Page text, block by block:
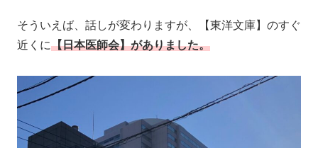
そういえば、話しが変わりますが、【東洋文庫】のすぐ
近くに【日本医師会】がありました。